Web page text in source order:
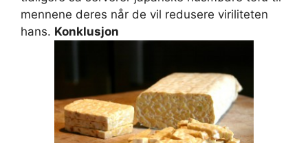
mennene deres når de vil redusere viriliteten
hans. Konklusjon